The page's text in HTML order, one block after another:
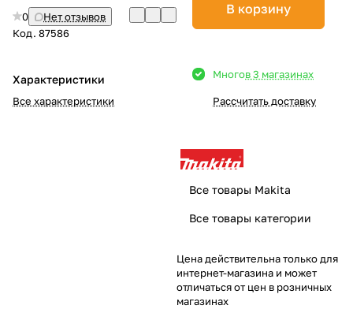
0
Нет отзывов
Код. 87586
Характеристики
Все характеристики
В корзину
Многов 3 магазинах
Рассчитать доставку
Все товары Makita
Все товары категории
Цена действительна только для
интернет-магазина и может
отличаться от цен в розничных
магазинах
в корзину
% картой любого банка
% будут
с вашей карты